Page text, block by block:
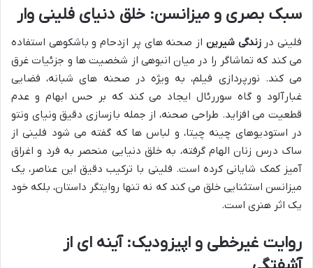
سبک بصری و میزانسن: خلق دنیای فلینی وار
فلینی درزندگی شیرین از صحنه های پر ازدحام و باشکوهی استفاده
می کند که تماشاگر را در میان انبوهی از شخصیت ها و جزئیات غرق
می کند. نورپردازی فیلم، به ویژه در صحنه های شبانه، فضایی
غبارآلود و گاه سوررئال ایجاد می کند که بر حس ابهام و عدم
قطعیت می افزاید. طراحی صحنه، از جمله بازسازی دقیق ونیای ونتو
در استودیوهای چینه چیتا، و لباس ها که گفته می شود فلینی از
ساک درس زنان الهام گرفته، به خلق دنیایی منحصر به فرد و اغراق
آمیز کمک شایانی کرده است. فلینی با ترکیب دقیق این عناصر، یک
میزانسن استثنایی خلق می کند که نه تنها روایتگر داستان، بلکه خود
یک اثر هنری است.
روایت غیرخطی و اپیزودیک: آینه ای از